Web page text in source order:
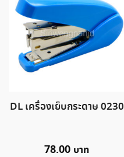
DL เครื่องเย็บกระดาษ 0230
78.00